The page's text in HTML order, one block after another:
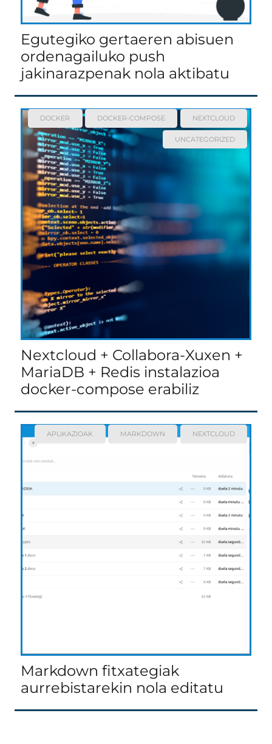
Egutegiko gertaeren abisuen
ordenagailuko push
jakinarazpenak nola aktibatu
Nextcloud + Collabora-Xuxen +
MariaDB + Redis instalazioa
docker-compose erabiliz
DOCKER DOCKER-COMPOSE NEXTCLOUD
UNCATEGORIZED
Markdown fitxategiak
aurrebistarekin nola editatu
APLIKAZIOAK MARKDOWN NEXTCLOUD